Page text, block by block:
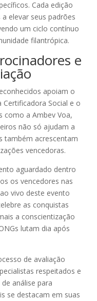
Cada edição
elevar seus padrões
um ciclo contínuo
filantrópica.
e
apoiam o
Certificadora Social e o
como a Ambev Voa,
não só ajudam a
também acrescentam
vencedoras.
aguardado dentro
os vencedores nas
vivo deste evento
as conquistas
a conscientização
lutam dia após
de avaliação
respeitados e
análise para
se destacam em suas